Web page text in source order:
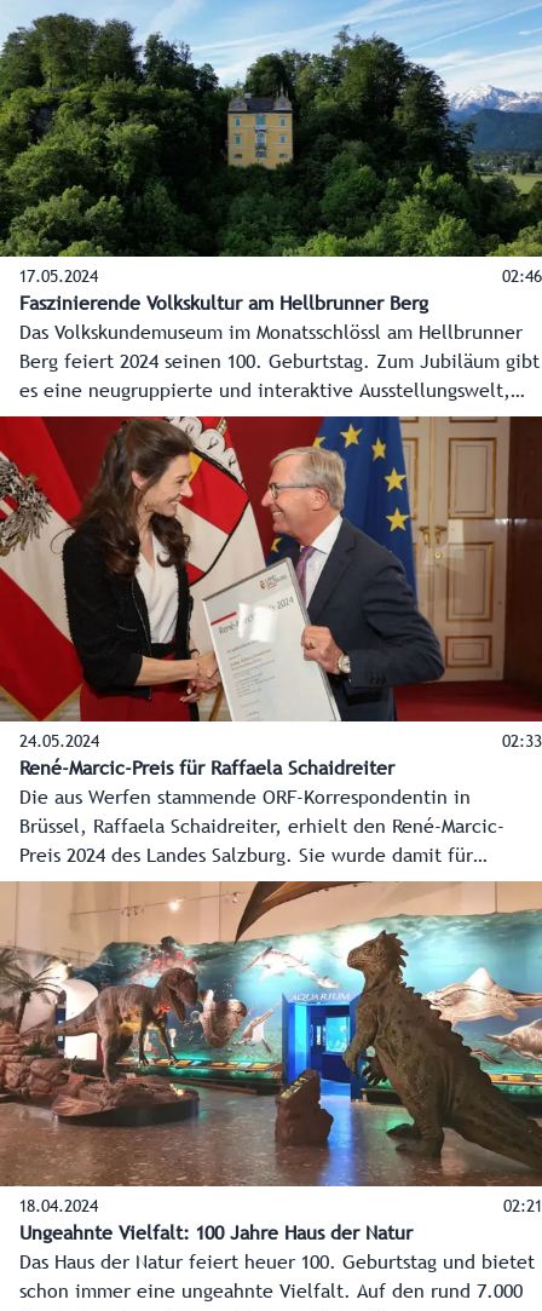
17.05.2024 02:46
Faszinierende Volkskultur am Hellbrunner Berg
Das Volkskundemuseum im Monatsschlössl am Hellbrunner
Berg feiert 2024 seinen 100. Geburtstag. Zum Jubiläum gibt
es eine neugruppierte und interaktive Ausstellungswelt,
eine Sonderschau zum Thema Wasser und eine Kooperation
mit der Universität Mozarteum.
24.05.2024 02:33
René-Marcic-Preis für Raffaela Schaidreiter
Die aus Werfen stammende ORF-Korrespondentin in
Brüssel, Raffaela Schaidreiter, erhielt den René-Marcic-
Preis 2024 des Landes Salzburg. Sie wurde damit für
außerordentliche publizistische Leistungen geehrt.
18.04.2024 02:21
Ungeahnte Vielfalt: 100 Jahre Haus der Natur
Das Haus der Natur feiert heuer 100. Geburtstag und bietet
schon immer eine ungeahnte Vielfalt. Auf den rund 7.000